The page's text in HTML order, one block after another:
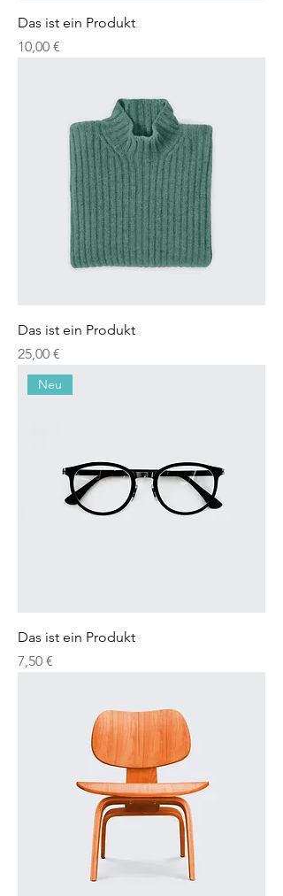
Das ist ein Produkt
Preis
10,00 €
Das ist ein Produkt
Preis
25,00 €
Neu
Das ist ein Produkt
Preis
7,50 €